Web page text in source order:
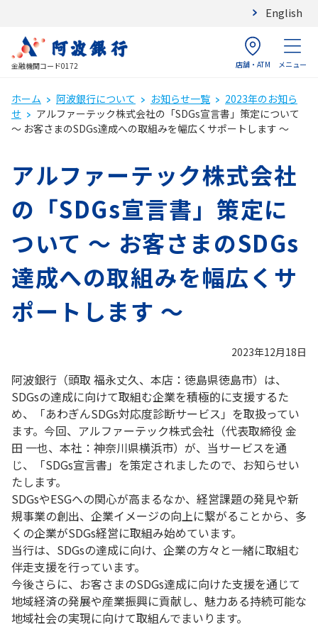
English
金融機関コード0172 店舗・ATM メニュー
ホーム 阿波銀行について お知らせ一覧
2023年のお知ら
せ
アルファーテック株式会社の「SDGs宣言書」策定について
～ お客さまのSDGs達成への取組みを幅広くサポートします ～
アルファーテック株式会社
の「SDGs宣言書」策定に
ついて ～ お客さまのSDGs
達成への取組みを幅広くサ
ポートします ～
2023年12月18日
阿波銀行（頭取 福永丈久、本店：徳島県徳島市）は、
SDGsの達成に向けて取組む企業を積極的に支援するた
め、「あわぎんSDGs対応度診断サービス」を取扱ってい
ます。今回、アルファーテック株式会社（代表取締役 金
田 一也、本社：神奈川県横浜市）が、当サービスを通
じ、「SDGs宣言書」を策定されましたので、お知らせい
たします。
SDGsやESGへの関心が高まるなか、経営課題の発見や新
規事業の創出、企業イメージの向上に繋がることから、多
くの企業がSDGs経営に取組み始めています。
当行は、SDGsの達成に向け、企業の方々と一緒に取組む
伴走支援を行っています。
今後さらに、お客さまのSDGs達成に向けた支援を通じて
地域経済の発展や産業振興に貢献し、魅力ある持続可能な
地域社会の実現に向けて取組んでまいります。